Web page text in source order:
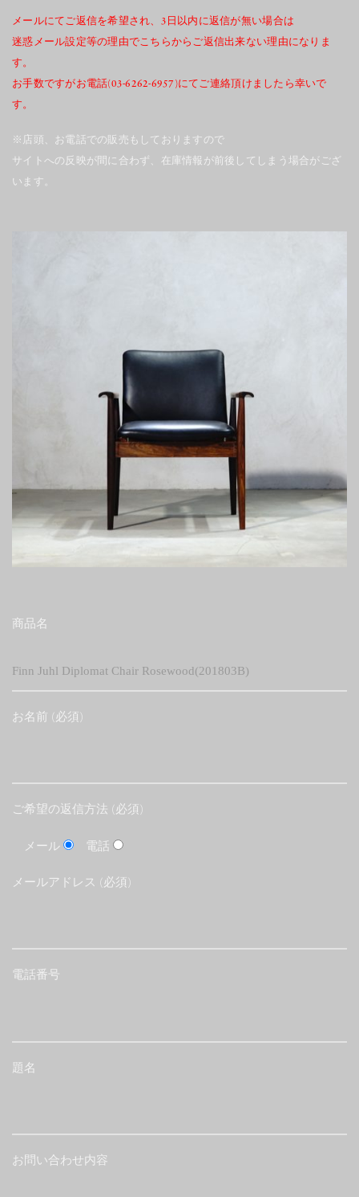
メールにてご返信を希望され、3日以内に返信が無い場合は
迷惑メール設定等の理由でこちらからご返信出来ない理由になりま
す。
お手数ですがお電話(03-6262-6957)にてご連絡頂けましたら幸いで
す。
※店頭、お電話での販売もしておりますので
サイトへの反映が間に合わず、在庫情報が前後してしまう場合がござ
います。
商品名
お名前 (必須)
ご希望の返信方法 (必須)
メール 電話
メールアドレス (必須)
電話番号
題名
お問い合わせ内容